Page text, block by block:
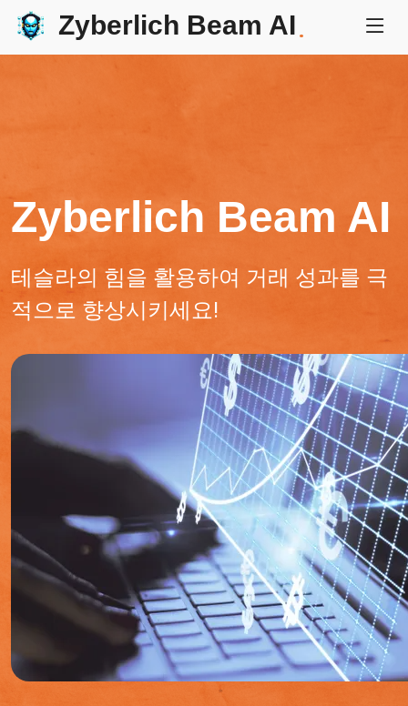
Zyberlich Beam AI.
Zyberlich Beam AI
테슬라의 힘을 활용하여 거래 성과를 극
적으로 향상시키세요!